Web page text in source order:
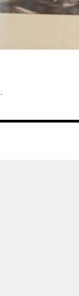
.